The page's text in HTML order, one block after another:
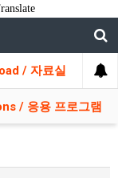
/ 자료실
/ 응용 프로그램